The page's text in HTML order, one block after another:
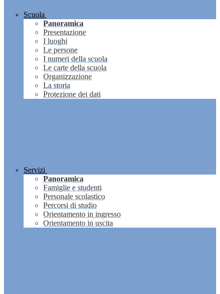
Scuola
Panoramica
Presentazione
I luoghi
Le persone
I numeri della scuola
Le carte della scuola
Organizzazione
La storia
Protezione dei dati
Servizi
Panoramica
Famiglie e studenti
Personale scolastico
Percorsi di studio
Orientamento in ingresso
Orientamento in uscita